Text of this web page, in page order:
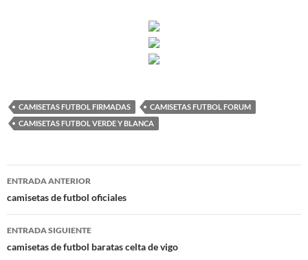
CAMISETAS FUTBOL FIRMADAS
CAMISETAS FUTBOL FORUM
CAMISETAS FUTBOL VERDE Y BLANCA
Navegación
de
entradas
ENTRADA ANTERIOR
camisetas de futbol oficiales
ENTRADA SIGUIENTE
camisetas de futbol baratas celta de vigo